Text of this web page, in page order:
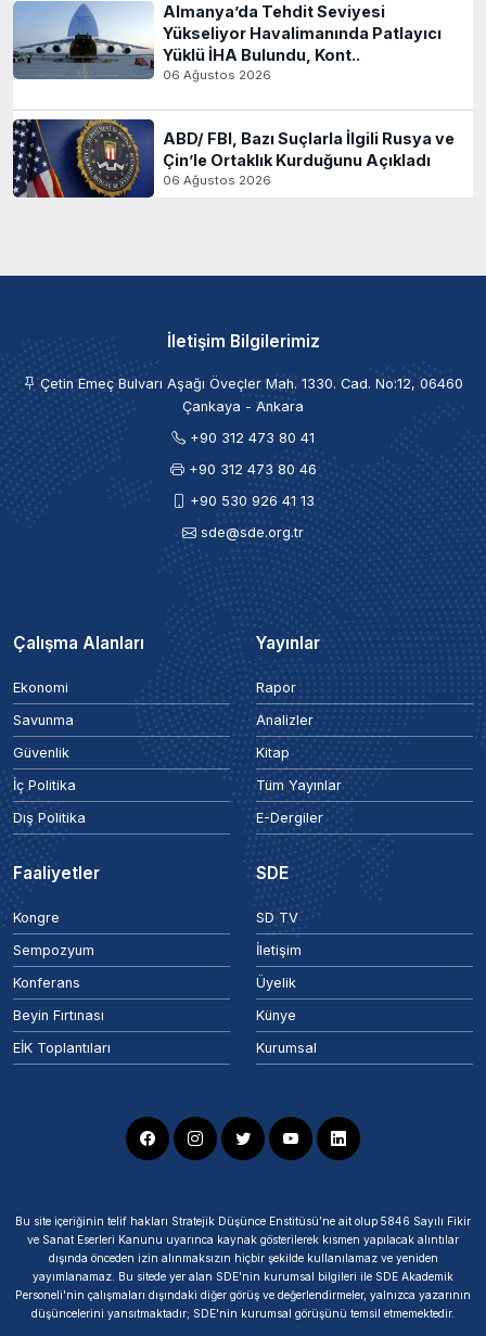
Almanya’da Tehdit Seviyesi
Yükseliyor Havalimanında Patlayıcı
Yüklü İHA Bulundu, Kont..
06 Ağustos 2026
ABD/ FBI, Bazı Suçlarla İlgili Rusya ve
Çin’le Ortaklık Kurduğunu Açıkladı
06 Ağustos 2026
İletişim Bilgilerimiz
Çetin Emeç Bulvarı Aşağı Öveçler Mah. 1330. Cad. No:12, 06460
Çankaya - Ankara
+90 312 473 80 41
+90 312 473 80 46
+90 530 926 41 13
sde@sde.org.tr
Çalışma Alanları
Ekonomi
Savunma
Güvenlik
İç Politika
Dış Politika
Yayınlar
Rapor
Analizler
Kitap
Tüm Yayınlar
E-Dergiler
Faaliyetler
Kongre
Sempozyum
Konferans
Beyin Fırtınası
EİK Toplantıları
SDE
SD TV
İletişim
Üyelik
Künye
Kurumsal
Bu site içeriğinin telif hakları Stratejik Düşünce Enstitüsü’ne ait olup 5846 Sayılı Fikir
ve Sanat Eserleri Kanunu uyarınca kaynak gösterilerek kısmen yapılacak alıntılar
dışında önceden izin alınmaksızın hiçbir şekilde kullanılamaz ve yeniden
yayımlanamaz. Bu sitede yer alan SDE'nin kurumsal bilgileri ile SDE Akademik
Personeli'nin çalışmaları dışındaki diğer görüş ve değerlendirmeler, yalnızca yazarının
düşüncelerini yansıtmaktadır; SDE'nin kurumsal görüşünü temsil etmemektedir.